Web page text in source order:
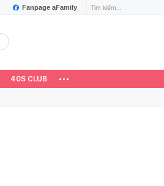
Fanpage aFamily
40S CLUB